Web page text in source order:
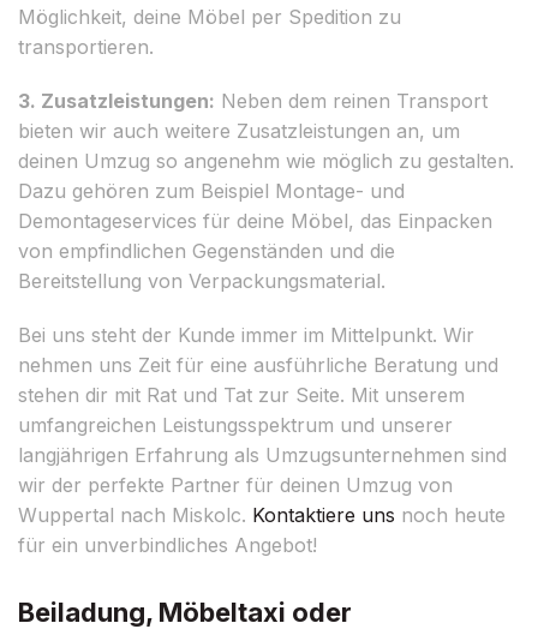
Möglichkeit, deine Möbel per Spedition zu
transportieren.
3. Zusatzleistungen: Neben dem reinen Transport
bieten wir auch weitere Zusatzleistungen an, um
deinen Umzug so angenehm wie möglich zu gestalten.
Dazu gehören zum Beispiel Montage- und
Demontageservices für deine Möbel, das Einpacken
von empfindlichen Gegenständen und die
Bereitstellung von Verpackungsmaterial.
Bei uns steht der Kunde immer im Mittelpunkt. Wir
nehmen uns Zeit für eine ausführliche Beratung und
stehen dir mit Rat und Tat zur Seite. Mit unserem
umfangreichen Leistungsspektrum und unserer
langjährigen Erfahrung als Umzugsunternehmen sind
wir der perfekte Partner für deinen Umzug von
Wuppertal nach Miskolc. Kontaktiere uns noch heute
für ein unverbindliches Angebot!
Beiladung, Möbeltaxi oder